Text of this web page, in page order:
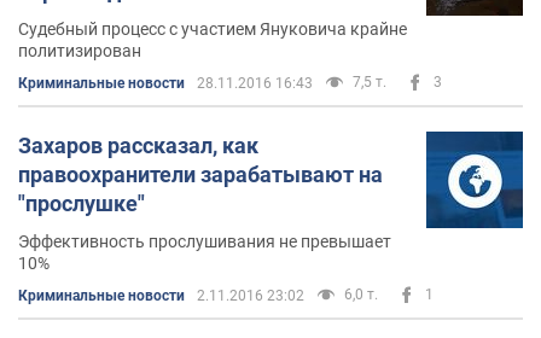
Судебный процесс с участием Януковича крайне
политизирован
Криминальные новости 28.11.2016 16:43 7,5 т. 3
Захаров рассказал, как
правоохранители зарабатывают на
"прослушке"
Эффективность прослушивания не превышает
10%
Криминальные новости 2.11.2016 23:02 6,0 т. 1